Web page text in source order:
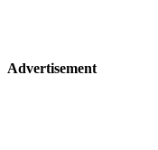
Advertisement